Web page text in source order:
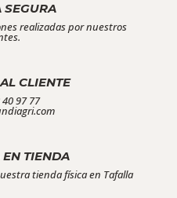
SEGURA
realizadas por nuestros
CLIENTE
40 97 77
TIENDA
tienda física en Tafalla